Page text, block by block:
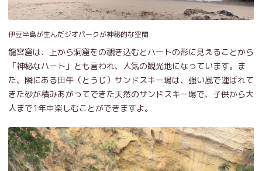
伊豆半島が生んだジオパークが神秘的な空間
龍宮窟は、上から洞窟をの覗き込むとハートの形に見えることから
「神秘なハート」とも言われ、人気の観光地になっています。ま
た、隣にある田牛（とうじ）サンドスキー場は、強い風で運ばれて
きた砂が積みあがってできた天然のサンドスキー場で、子供から大
人まで1年中楽しむことができますよ。